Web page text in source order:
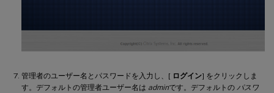
管理者のユーザー名とパスワードを入力し、[ ログイン] をクリックしま
す。デフォルトの管理者ユーザー名は adminです。デフォルトの パスワ